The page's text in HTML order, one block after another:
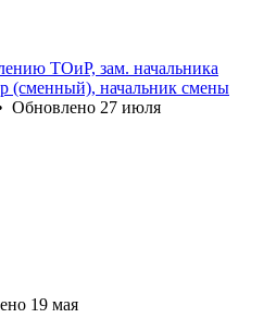
ТОиР, зам. начальника
(сменный), начальник смены
Обновлено 27 июля
19 мая